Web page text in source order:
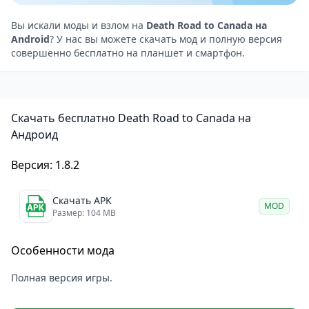
их навыки и характеристики по своему вкусу.
Несколько режимов игры
Игра предлагает разнообразные режимы игры,
такие как режим истории, бесконечный режим и
подготовленному сценарию с определёнными
персонажами и событиями. В бесконечном режиме
главная задача — продержаться на дороге как
каждый день предлагает новые задания.
Плюсы игры: увлекательный игровой процесс,
настроек персонажей, различные режимы игры.
Минусы: сложность может показаться высокой для
Вы искали моды и взлом на Death Road to Canada на
Android? У нас вы можете скачать мод и полную версия
совершенно бесплатно на планшет и смартфон.
Скачать бесплатно Death Road to Canada на
Андроид
Версия: 1.8.2
Скачать APK
Размер: 104 MB
MOD
Особенности мода
Полная версия игры.